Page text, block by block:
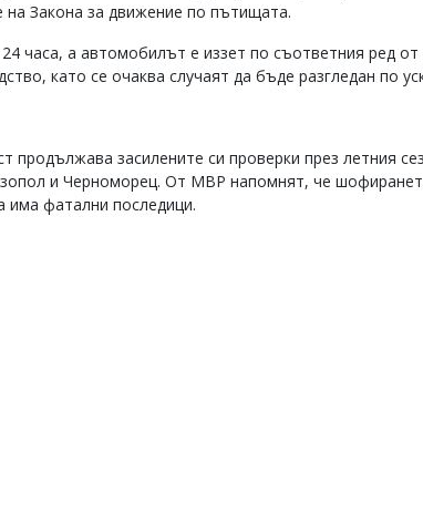
на Закона за движение по пътищата.
часа, а автомобилът е иззет по съответния ред от
като се очаква случаят да бъде разгледан по
продължава засилените си проверки през летния
и Черноморец. От МВР напомнят, че
има фатални последици.